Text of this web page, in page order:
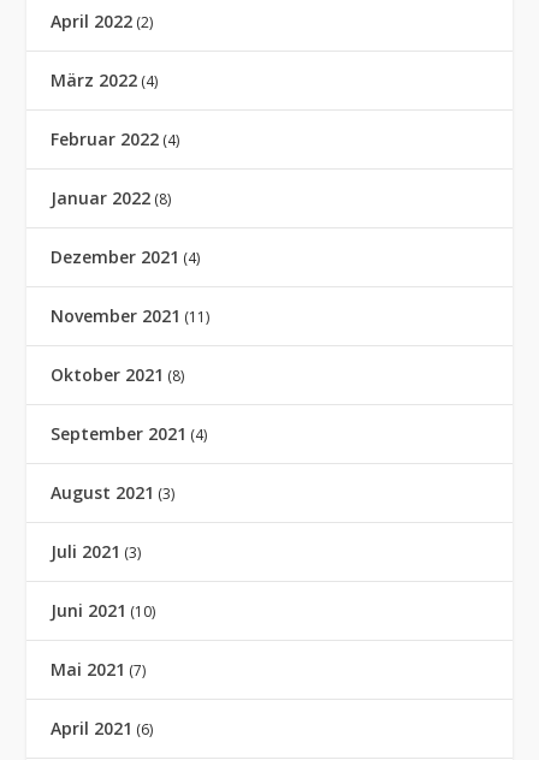
April 2022 (2)
März 2022 (4)
Februar 2022 (4)
Januar 2022 (8)
Dezember 2021 (4)
November 2021 (11)
Oktober 2021 (8)
September 2021 (4)
August 2021 (3)
Juli 2021 (3)
Juni 2021 (10)
Mai 2021 (7)
April 2021 (6)